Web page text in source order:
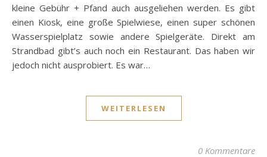
kleine Gebühr + Pfand auch ausgeliehen werden. Es gibt
einen Kiosk, eine große Spielwiese, einen super schönen
Wasserspielplatz sowie andere Spielgeräte. Direkt am
Strandbad gibt’s auch noch ein Restaurant. Das haben wir
jedoch nicht ausprobiert. Es war…
WEITERLESEN
0 Kommentare